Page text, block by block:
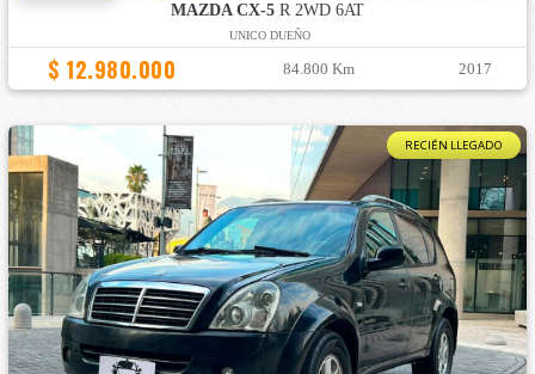
MAZDA CX-5 R 2WD 6AT
UNICO DUEÑO
$ 12.980.000 84.800 Km 2017
RECIÉN LLEGADO